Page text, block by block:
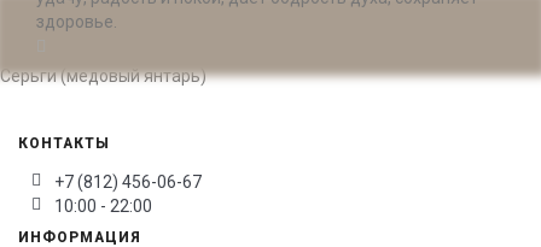
здоровье.
Серьги (медовый янтарь)
КОНТАКТЫ
+7 (812) 456-06-67
10:00 - 22:00
ИНФОРМАЦИЯ